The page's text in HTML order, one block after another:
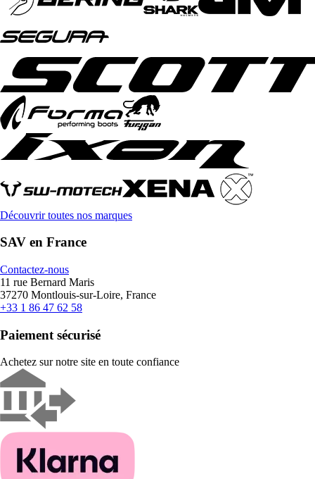
Découvrir toutes nos marques
SAV en France
Contactez-nous
11 rue Bernard Maris
37270 Montlouis-sur-Loire, France
+33 1 86 47 62 58
Paiement sécurisé
Achetez sur notre site en toute confiance